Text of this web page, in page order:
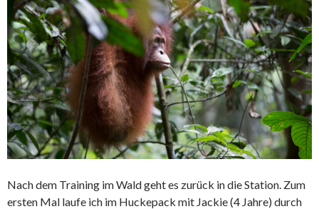
Nach dem Training im Wald geht es zurück in die Station. Zum
ersten Mal laufe ich im Huckepack mit Jackie (4 Jahre) durch